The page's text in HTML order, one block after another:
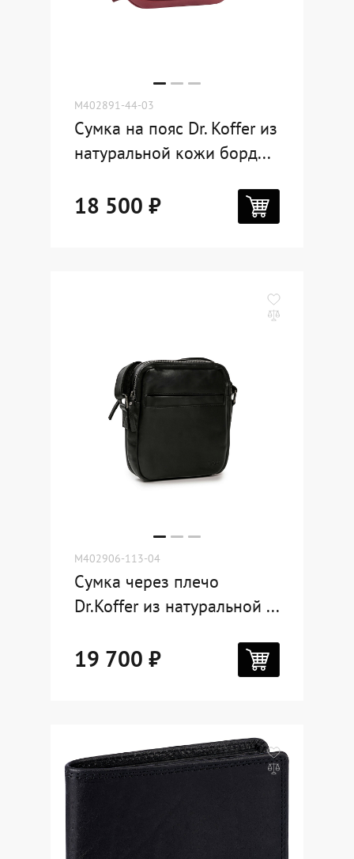
M402891-44-03
Сумка на пояс Dr. Koffer из
натуральной кожи борд...
18 500 ₽
M402906-113-04
Сумка через плечо
Dr.Koffer из натуральной ...
19 700 ₽